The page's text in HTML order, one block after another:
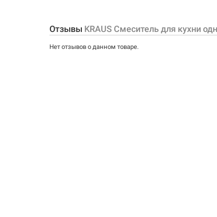
Тип излива:
Отзывы KRAUS Смеситель для кухни
Нет отзывов о данном товаре.